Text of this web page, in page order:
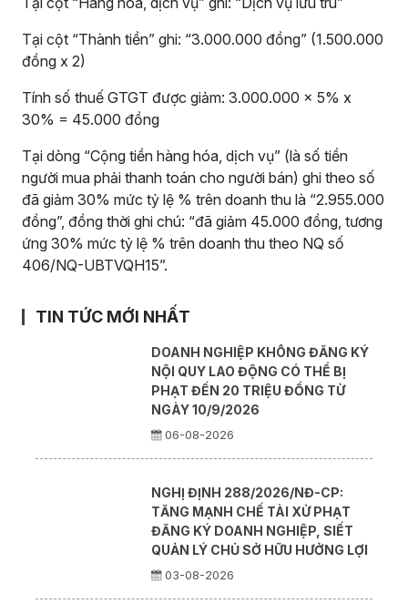
Tại cột “Thành tiền” ghi: “3.000.000 đồng” (1.500.000
đồng x 2)
Tính số thuế GTGT được giảm: 3.000.000 x 5% x
30% = 45.000 đồng
Tại dòng “Cộng tiền hàng hóa, dịch vụ” (là số tiền
người mua phải thanh toán cho người bán) ghi theo số
đã giảm 30% mức tỷ lệ % trên doanh thu là “2.955.000
đồng”, đồng thời ghi chú: “đã giảm 45.000 đồng, tương
ứng 30% mức tỷ lệ % trên doanh thu theo NQ số
406/NQ-UBTVQH15”.
TIN TỨC MỚI NHẤT
DOANH NGHIỆP KHÔNG ĐĂNG KÝ
NỘI QUY LAO ĐỘNG CÓ THỂ BỊ
PHẠT ĐẾN 20 TRIỆU ĐỒNG TỪ
NGÀY 10/9/2026
06-08-2026
NGHỊ ĐỊNH 288/2026/NĐ-CP:
TĂNG MẠNH CHẾ TÀI XỬ PHẠT
ĐĂNG KÝ DOANH NGHIỆP, SIẾT
QUẢN LÝ CHỦ SỞ HỮU HƯỞNG LỢI
03-08-2026